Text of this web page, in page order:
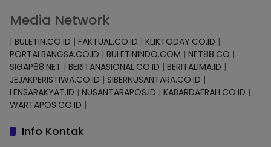
Media Network
| BULETIN.CO.ID | FAKTUAL.CO.ID | KLIKTODAY.CO.ID |
PORTALBANGSA.CO.ID | BULETININDO.COM | NET88.CO |
SIGAP88.NET | BERITANASIONAL.CO.ID | BERITALIMA.ID |
JEJAKPERISTIWA.CO.ID | SIBERNUSANTARA.CO.ID |
LENSARAKYAT.ID | NUSANTARAPOS.ID | KABARDAERAH.CO.ID |
WARTAPOS.CO.ID |
Info Kontak